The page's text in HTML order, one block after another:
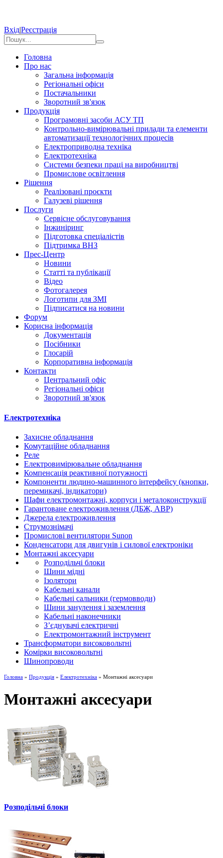
Вхід|Реєстрація
Головна
Про нас
Загальна інформація
Регіональні офіси
Постачальники
Зворотний зв'язок
Продукція
Програмовні засоби АСУ ТП
Контрольно-вимірювальні прилади та елементи
автоматизації технологічних процесів
Електроприводна техніка
Електротехніка
Системи безпеки праці на виробництві
Промислове освітлення
Рішення
Реалізовані проєкти
Галузеві рішення
Послуги
Сервісне обслуговування
Інжиніринг
Підготовка спеціалістів
Підтримка ВНЗ
Прес-Центр
Новини
Статті та публікації
Відео
Фотогалерея
Логотипи для ЗМІ
Підписатися на новини
Форум
Корисна інформація
Документація
Посібники
Глосарій
Корпоративна інформація
Контакти
Центральний офіс
Регіональні офіси
Зворотний зв'язок
Електротехніка
Захисне обладнання
Комутаційне обладнання
Реле
Електровимірювальне обладнання
Компенсація реактивної потужності
Компоненти людино-машинного інтерфейсу (кнопки,
перемикачі, індикатори)
Шафи електромонтажні, корпуси і металоконструкції
Гарантоване електроживлення (ДБЖ, АВР)
Джерела електроживлення
Струмознімачі
Промислові вентилятори Sunon
Конденсатори для двигунів і силової електроніки
Монтажні аксесуари
Розподільчі блоки
Шини мідні
Ізолятори
Кабельні канали
Кабельні сальники (гермовводи)
Шини занулення і заземлення
Кабельні наконечники
З’єднувачі електричні
Електромонтажний інструмент
Трансформатори високовольтні
Комірки високовольтні
Шинопроводи
Головна » Продукція » Електротехніка » Монтажні аксесуари
Монтажні аксесуари
Розподільчі блоки